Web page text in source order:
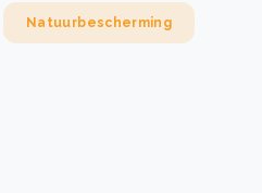
Natuurbescherming